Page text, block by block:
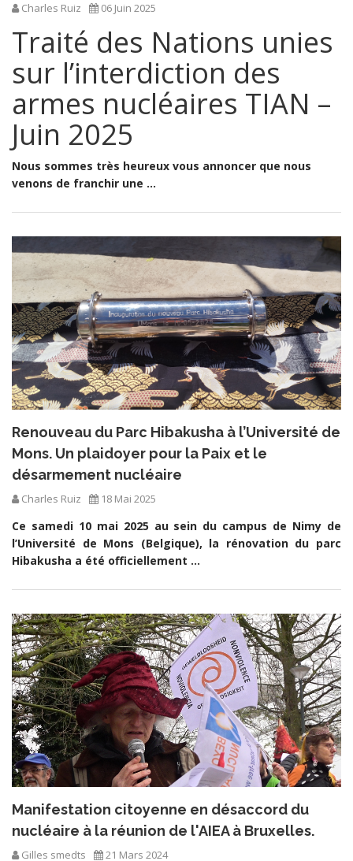
Charles Ruiz 06 Juin 2025
Traité des Nations unies
sur l’interdiction des
armes nucléaires TIAN –
Juin 2025
Nous sommes très heureux vous annoncer que nous
venons de franchir une ...
Renouveau du Parc Hibakusha à l’Université de
Mons. Un plaidoyer pour la Paix et le
désarmement nucléaire
Charles Ruiz 18 Mai 2025
Ce samedi 10 mai 2025 au sein du campus de Nimy de
l’Université de Mons (Belgique), la rénovation du parc
Hibakusha a été officiellement ...
Manifestation citoyenne en désaccord du
nucléaire à la réunion de l'AIEA à Bruxelles.
Gilles smedts 21 Mars 2024